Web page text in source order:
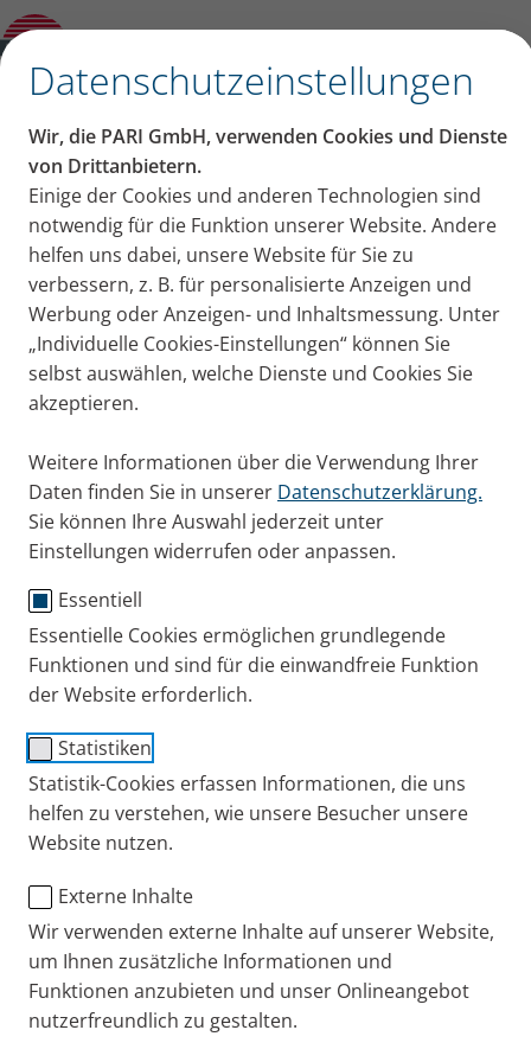
Datenschutzeinstellungen
Wir, die PARI GmbH, verwenden Cookies und Dienste
von Drittanbietern.
Einige der Cookies und anderen Technologien sind
notwendig für die Funktion unserer Website. Andere
helfen uns dabei, unsere Website für Sie zu
verbessern, z. B. für personalisierte Anzeigen und
Werbung oder Anzeigen- und Inhaltsmessung. Unter
„Individuelle Cookies-Einstellungen“ können Sie
selbst auswählen, welche Dienste und Cookies Sie
akzeptieren.
Weitere Informationen über die Verwendung Ihrer
Daten finden Sie in unserer Datenschutzerklärung.
Sie können Ihre Auswahl jederzeit unter
Einstellungen widerrufen oder anpassen.
Essentiell
Essentielle Cookies ermöglichen grundlegende
Funktionen und sind für die einwandfreie Funktion
der Website erforderlich.
Statistiken
Statistik-Cookies erfassen Informationen, die uns
helfen zu verstehen, wie unsere Besucher unsere
Website nutzen.
Externe Inhalte
Wir verwenden externe Inhalte auf unserer Website,
um Ihnen zusätzliche Informationen und
Funktionen anzubieten und unser Onlineangebot
nutzerfreundlich zu gestalten.
effektive Methoden – Lungenarzt Prof. Dr.
Rainald Fischer klärt auf
Hausmittel inhalieren:
Mythen und effektive
Methoden – Lungenarzt
Prof. Dr. Rainald Fischer
klärt auf
inhalieren? Lungenfacharzt Prof. Dr. Fischer über die
Sicherheit und vermeintliche Wirksamkeit.
Publiziert
Do. 08. August 2024
Experten-Interviews
Inhalt auf dieser Seite
Inhalation von Salz mittels heißen
Wasserdampfs?
Inhalation von ätherischen Ölen?
Weitere Hausmittel zum Inhalieren?
Lavendelöl, Eukalyptusöl, selbst hergestelltes
Salzwasser und andere Substanzen werden häufig
als effektive Hausmittel für die Inhalation
angepriesen. Zu Unrecht, findet der Pneumologe
Prof. Dr. Rainald Fischer. Im Interview spricht er über